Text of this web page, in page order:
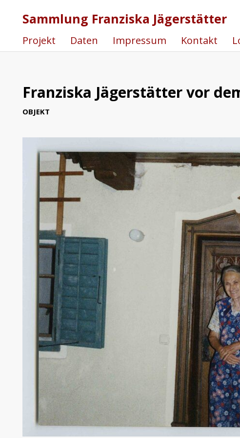
Sammlung Franziska Jägerstätter
Projekt Daten Impressum Kontakt
Franziska Jägerstätter vor
OBJEKT